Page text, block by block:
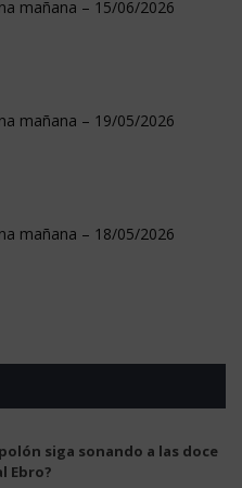
mañana – 15/06/2026
mañana – 19/05/2026
mañana – 18/05/2026
siga sonando a las doce
Ebro?